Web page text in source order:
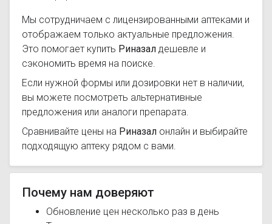
Мы сотрудничаем с лицензированными аптеками и
отображаем только актуальные предложения.
Это помогает купить Риназал дешевле и
сэкономить время на поиске.
Если нужной формы или дозировки нет в наличии,
вы можете посмотреть альтернативные
предложения или аналоги препарата.
Сравнивайте цены на Риназал онлайн и выбирайте
подходящую аптеку рядом с вами.
Почему нам доверяют
Обновление цен несколько раз в день